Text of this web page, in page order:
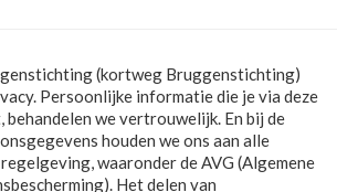
(kortweg Bruggenstichting)
Persoonlijke informatie die je via deze
behandelen we vertrouwelijk. En bij de
houden we ons aan alle
waaronder de AVG (Algemene
Het delen van